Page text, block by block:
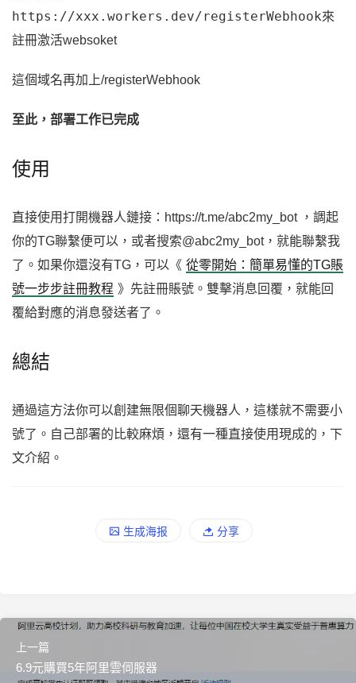
https://xxx.workers.dev/registerWebhook來
註冊激活websoket
這個域名再加上/registerWebhook
至此，部署工作已完成
使用
直接使用打開機器人鏈接：https://t.me/abc2my_bot ，調起
你的TG聯繫便可以，或者搜索@abc2my_bot，就能聯繫我
了。如果你還沒有TG，可以《 從零開始：簡單易懂的TG賬
號一步步註冊教程 》先註冊賬號。雙擊消息回覆，就能回
覆給對應的消息發送者了。
總結
通過這方法你可以創建無限個聊天機器人，這樣就不需要小
號了。自己部署的比較麻煩，還有一種直接使用現成的，下
文介紹。
生成海报 分享
上一篇
6.9元購買5年阿里雲伺服器